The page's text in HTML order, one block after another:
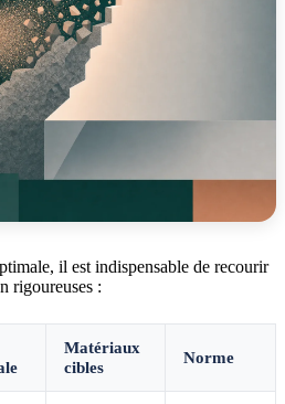
il est indispensable de recourir
rigoureuses :
Matériaux
cibles
Norme